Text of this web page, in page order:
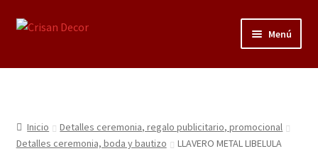
Ir
Ir
Menú
Regalos infantiles, vajillas y canastillas bebé
Regalo personalizado, estuches copas grabadas, regalo
bodas y aniversario, placas grabadas
Inicio
Detalles ceremonia, regalo publicitario, promocional
Detalles ceremonia, boda y bautizo
LLAVERO METAL LIBELULA